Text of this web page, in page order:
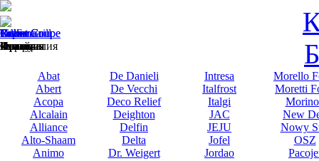
Abat
Abert
Acopa
Alcalain
Alliance
Alto-Shaam
Animo
De Danieli
De Vecchi
Deco Relief
Deighton
Delfin
Delta
Dr. Weigert
Intresa
Italfrost
Italgi
JAC
JEJU
Jofel
Jordao
Morello
Moretti
New
Nowy
OSZ
Brema
Италия
Unox
Италия
Снеж
Россия
Robot Coupe
Франция
Roller Grill
Франция
CAS
Китай
Fiamma
Португалия
Robot Coupe
Франция
Торгмаш
Беларусь